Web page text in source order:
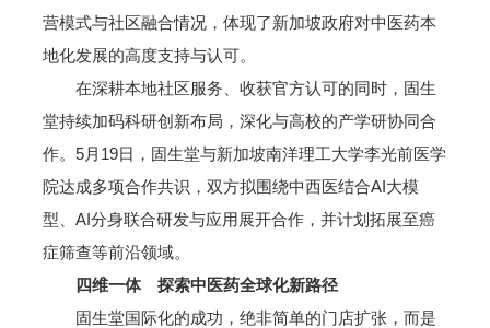
营模式与社区融合情况，体现了新加坡政府对中医药本
地化发展的高度支持与认可。
在深耕本地社区服务、收获官方认可的同时，固生
堂持续加码科研创新布局，深化与高校的产学研协同合
作。5月19日，固生堂与新加坡南洋理工大学李光前医学
院达成多项合作共识，双方拟围绕中西医结合AI大模
型、AI分身联合研发与应用展开合作，并计划拓展至癌
症筛查等前沿领域。
四维一体 探索中医药全球化新路径
固生堂国际化的成功，绝非简单的门店扩张，而是